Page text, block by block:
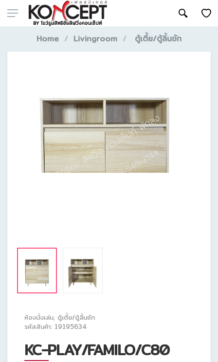
Home Livingroom ตู้เตี้ย/ตู้ลิ้นชัก
ห้องนั่งเล่น, ตู้เตี้ย/ตู้ลิ้นชัก
รหัสสินค้า: 19195634
KC-PLAY/FAMILO/C80